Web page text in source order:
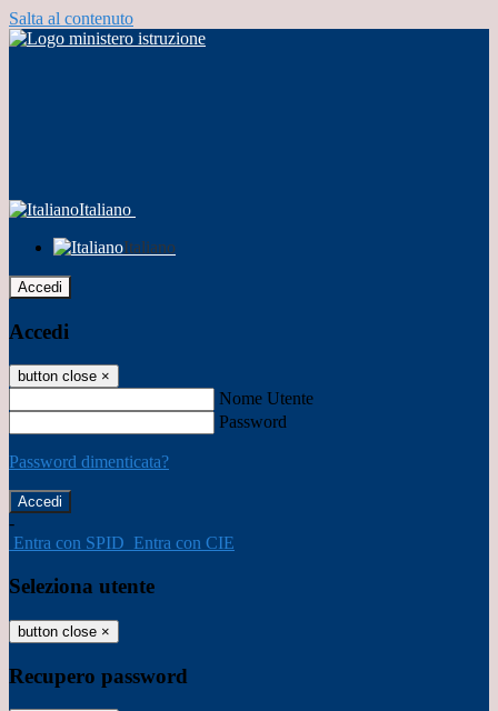
Salta al contenuto
Italiano
Italiano
Accedi
Accedi
button close ×
Nome Utente
Password
Password dimenticata?
-
Entra con SPID Entra con CIE
Seleziona utente
button close ×
Recupero password